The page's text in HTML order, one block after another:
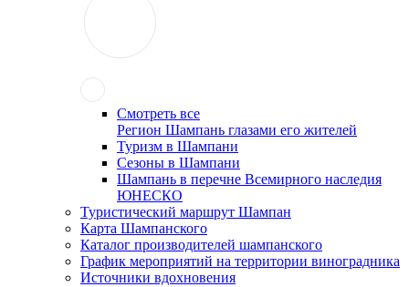
Смотреть все
Регион Шампань глазами его жителей
Туризм в Шампани
Сезоны в Шампани
Шампань в перечне Всемирного наследия
ЮНЕСКО
Туристический маршрут Шампан
Карта Шампанского
Каталог производителей шампанского
График мероприятий на территории виноградника
Источники вдохновения